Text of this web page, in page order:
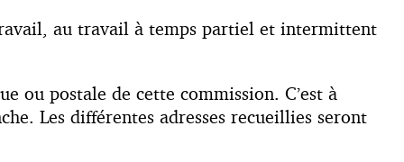
au travail à temps partiel et intermittent
ou postale de cette commission. C’est à
Les différentes adresses recueillies seront